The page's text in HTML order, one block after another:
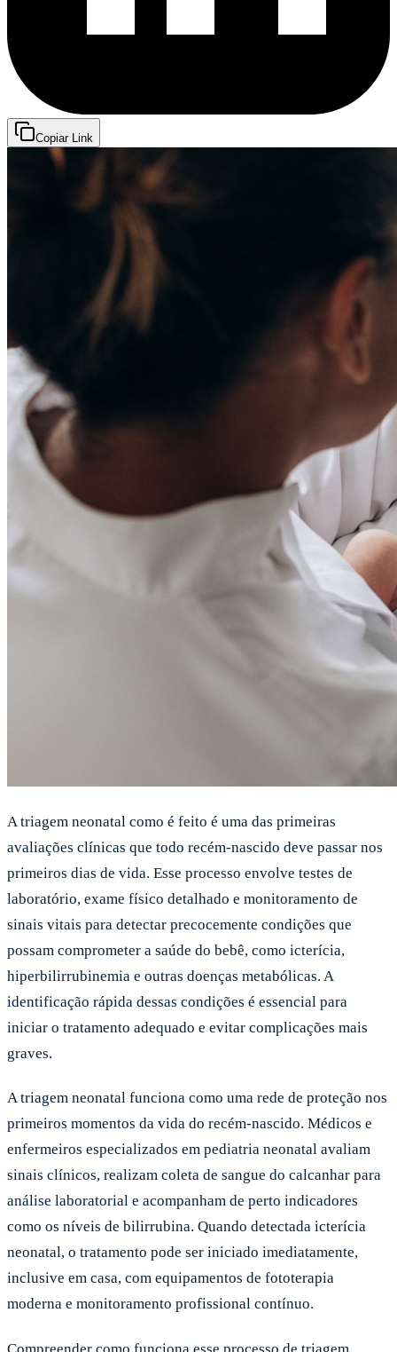
Copiar Link
A triagem neonatal como é feito é uma das primeiras
avaliações clínicas que todo recém-nascido deve passar nos
primeiros dias de vida. Esse processo envolve testes de
laboratório, exame físico detalhado e monitoramento de
sinais vitais para detectar precocemente condições que
possam comprometer a saúde do bebê, como icterícia,
hiperbilirrubinemia e outras doenças metabólicas. A
identificação rápida dessas condições é essencial para
iniciar o tratamento adequado e evitar complicações mais
graves.
A triagem neonatal funciona como uma rede de proteção nos
primeiros momentos da vida do recém-nascido. Médicos e
enfermeiros especializados em pediatria neonatal avaliam
sinais clínicos, realizam coleta de sangue do calcanhar para
análise laboratorial e acompanham de perto indicadores
como os níveis de bilirrubina. Quando detectada icterícia
neonatal, o tratamento pode ser iniciado imediatamente,
inclusive em casa, com equipamentos de fototerapia
moderna e monitoramento profissional contínuo.
Compreender como funciona esse processo de triagem